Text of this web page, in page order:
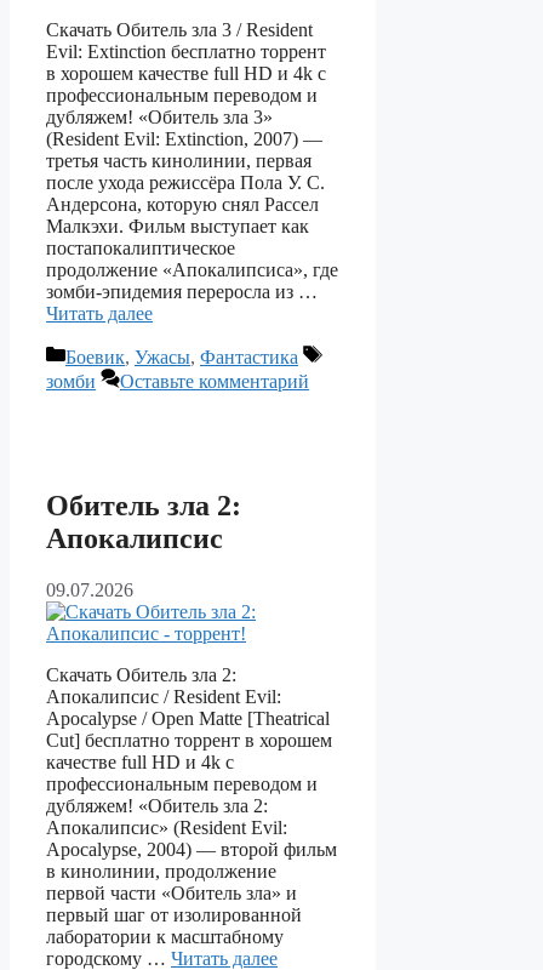
Скачать Обитель зла 3 / Resident
Evil: Extinction бесплатно торрент
в хорошем качестве full HD и 4k с
профессиональным переводом и
дубляжем! «Обитель зла 3»
(Resident Evil: Extinction, 2007) —
третья часть кинолинии, первая
после ухода режиссёра Пола У. С.
Андерсона, которую снял Рассел
Малкэхи. Фильм выступает как
постапокалиптическое
продолжение «Апокалипсиса», где
зомби‑эпидемия переросла из …
Читать далее
Рубрики
Боевик, Ужасы, Фантастика
Метки
зомби
Оставьте комментарий
Обитель зла 2:
Апокалипсис
09.07.2026
Скачать Обитель зла 2:
Апокалипсис / Resident Evil:
Apocalypse / Open Matte [Theatrical
Cut] бесплатно торрент в хорошем
качестве full HD и 4k с
профессиональным переводом и
дубляжем! «Обитель зла 2:
Апокалипсис» (Resident Evil:
Apocalypse, 2004) — второй фильм
в кинолинии, продолжение
первой части «Обитель зла» и
первый шаг от изолированной
лаборатории к масштабному
городскому … Читать далее